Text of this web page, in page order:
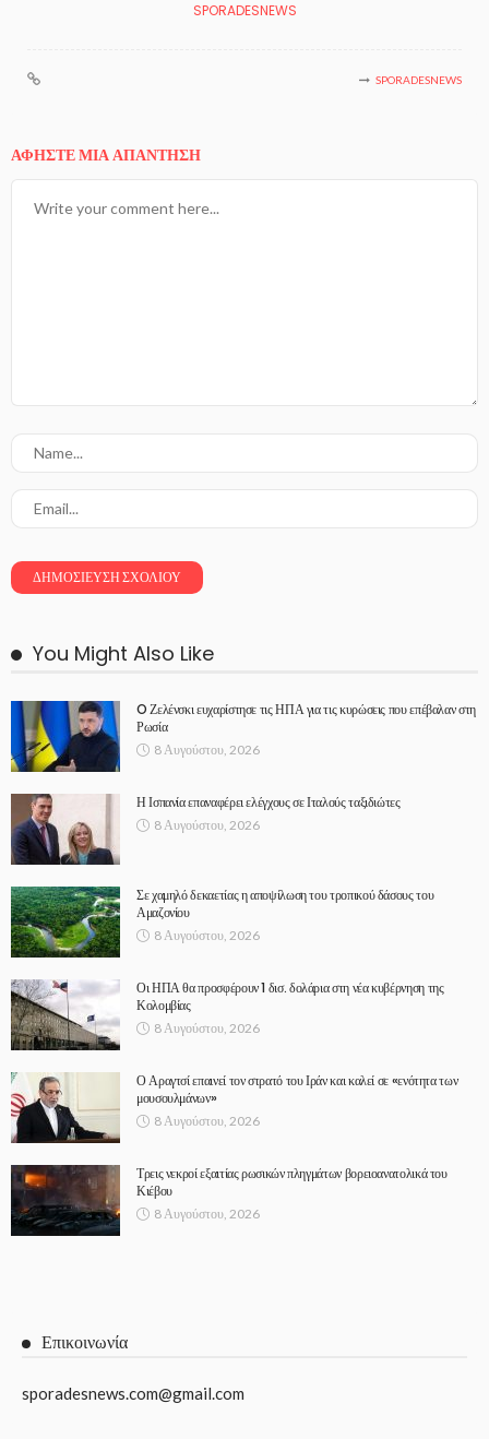
SPORADESNEWS
SPORADESNEWS
ΑΦΉΣΤΕ ΜΙΑ ΑΠΆΝΤΗΣΗ
You Might Also Like
O Ζελένσκι ευχαρίστησε τις ΗΠΑ για τις κυρώσεις που επέβαλαν στη
Ρωσία
8 Αυγούστου, 2026
Η Ισπανία επαναφέρει ελέγχους σε Ιταλούς ταξιδιώτες
8 Αυγούστου, 2026
Σε χαμηλό δεκαετίας η αποψίλωση του τροπικού δάσους του
Αμαζονίου
8 Αυγούστου, 2026
Οι ΗΠΑ θα προσφέρουν 1 δισ. δολάρια στη νέα κυβέρνηση της
Κολομβίας
8 Αυγούστου, 2026
Ο Αραγτσί επαινεί τον στρατό του Ιράν και καλεί σε «ενότητα των
μουσουλμάνων»
8 Αυγούστου, 2026
Τρεις νεκροί εξαιτίας ρωσικών πληγμάτων βορειοανατολικά του
Κιέβου
8 Αυγούστου, 2026
Επικοινωνία
sporadesnews.com@gmail.com